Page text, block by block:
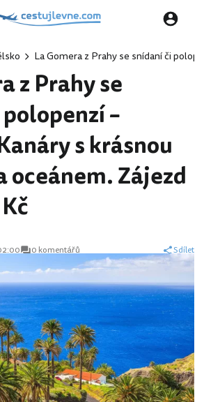
La Gomera z Prahy se snídaní či
z Prahy se
–
s krásnou
oceánem. Zájezd
0 komentářů Sdílet